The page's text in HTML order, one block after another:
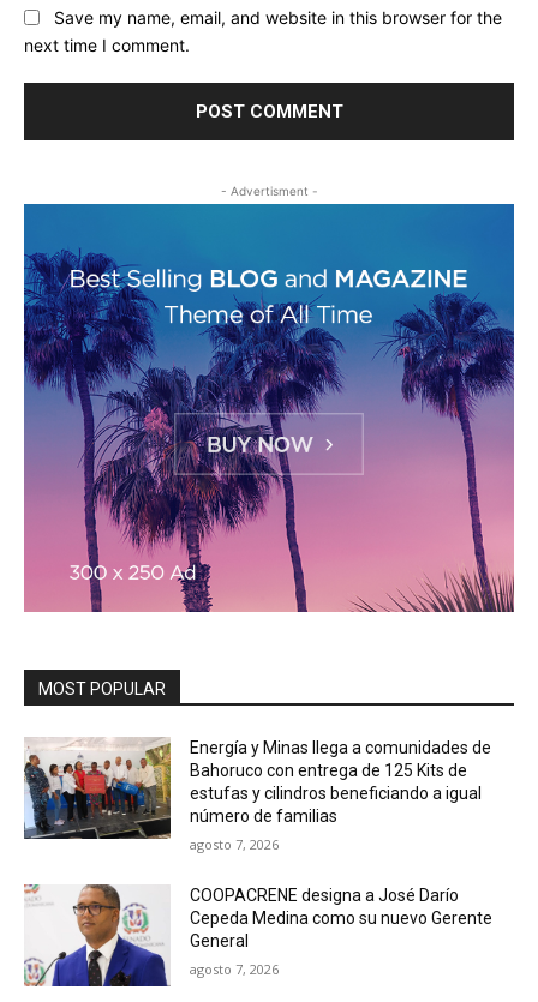
Save my name, email, and website in this browser for the
next time I comment.
- Advertisment -
MOST POPULAR
Energía y Minas llega a comunidades de
Bahoruco con entrega de 125 Kits de
estufas y cilindros beneficiando a igual
número de familias
agosto 7, 2026
COOPACRENE designa a José Darío
Cepeda Medina como su nuevo Gerente
General
agosto 7, 2026